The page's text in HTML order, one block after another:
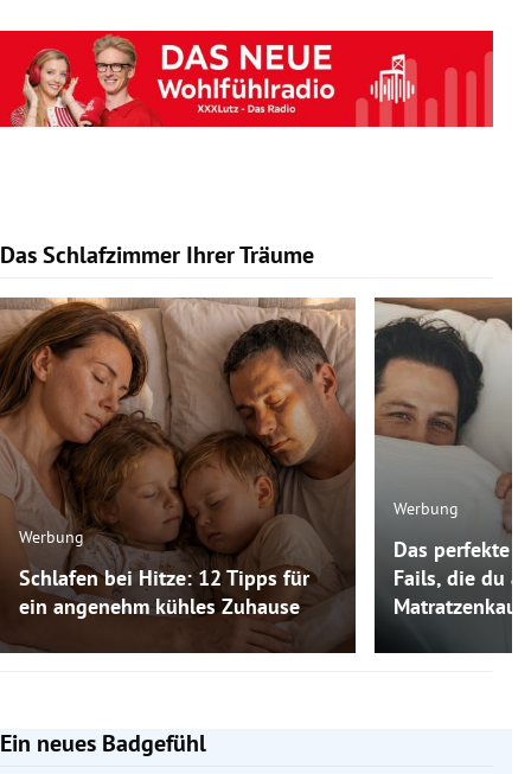
Das Schlafzimmer Ihrer Träume
Slide 1 von 10
Werbung
Schlafen bei Hitze: 12 Tipps für
ein angenehm kühles Zuhause
Werbung
Das perfekte
Fails, die du
Matratzenkauf
Ein neues Badgefühl
Slide 1 von 5